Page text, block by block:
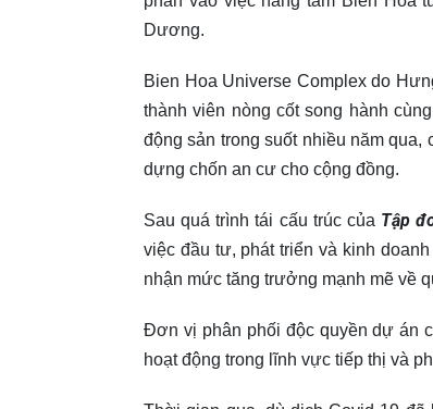
Dương.
Bien Hoa Universe Complex do
thành viên nòng cốt song hành
động sản trong suốt nhiều năm
dựng chốn an cư cho cộng đồng.
Sau quá trình tái cấu trúc củaTập
việc đầu tư, phát triển và kinh
nhận mức tăng trưởng mạnh mẽ về
Đơn vị phân phối độc quyền dự án
hoạt động trong lĩnh vực tiếp thị và